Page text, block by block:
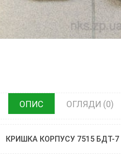
ОПИС ОГЛЯДИ (0)
КРИШКА КОРПУСУ 7515 БДТ-7